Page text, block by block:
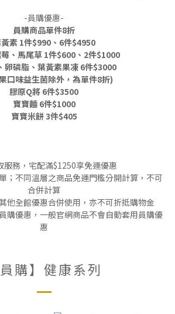
-員購優惠-
員購商品單件8折
素 1件$990、6件$4950
、馬尾草 1件$600、2件$1000
卵磷脂、葉黃素果凍 6件$3000
口味益生菌除外，為單件8折)
膠原Q將 6件$3500
寶寶麵 6件$1000
寶寶米餅 3件$405
務，宅配滿$1250享免運優惠
；不同溫層之商品免運門檻分開計算，不可
合併計算
他全館優惠合併使用，亦不可折抵購物金
購優惠，一般官網商品不會自動套用員購優
惠
員購】健康系列